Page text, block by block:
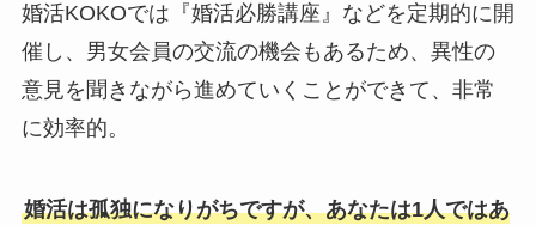
婚活KOKOでは『婚活必勝講座』などを定期的に開
催し、男女会員の交流の機会もあるため、異性の
意見を聞きながら進めていくことができて、非常
に効率的。
婚活は孤独になりがちですが、あなたは1人ではあ